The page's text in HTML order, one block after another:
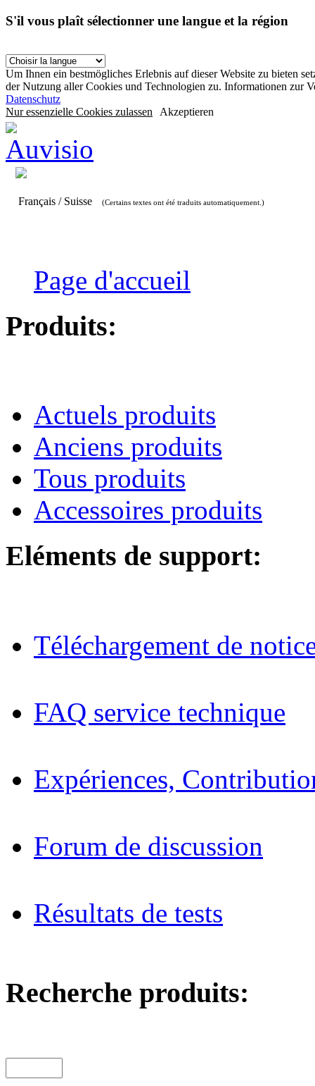
S'il vous plaît sélectionner une langue et la région
Um Ihnen ein bestmögliches Erlebnis auf dieser Website zu bieten
der Nutzung aller Cookies und Technologien zu. Informationen zur
Datenschutz
Nur essenzielle Cookies zulassen Akzeptieren
Français / Suisse (Certains textes ont été traduits automatiquement.)
Page d'accueil
Produits:
Actuels produits
Anciens produits
Tous produits
Accessoires produits
Eléments de support:
Téléchargement de
FAQ service technique
Expériences,
Forum de discussion
Résultats de tests
Recherche produits: